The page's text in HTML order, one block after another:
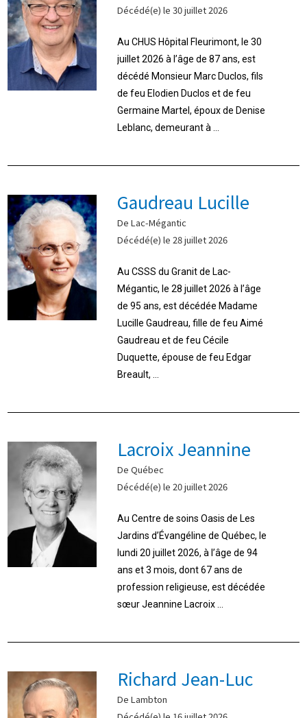
Décédé(e) le 30 juillet 2026
Au CHUS Hôpital Fleurimont, le 30
juillet 2026 à l’âge de 87 ans, est
décédé Monsieur Marc Duclos, fils
de feu Elodien Duclos et de feu
Germaine Martel, époux de Denise
Leblanc, demeurant à ...
Gaudreau Lucille
De Lac-Mégantic
Décédé(e) le 28 juillet 2026
Au CSSS du Granit de Lac-
Mégantic, le 28 juillet 2026 à l’âge
de 95 ans, est décédée Madame
Lucille Gaudreau, fille de feu Aimé
Gaudreau et de feu Cécile
Duquette, épouse de feu Edgar
Breault, ...
Lacroix Jeannine
De Québec
Décédé(e) le 20 juillet 2026
Au Centre de soins Oasis de Les
Jardins d’Évangéline de Québec, le
lundi 20 juillet 2026, à l’âge de 94
ans et 3 mois, dont 67 ans de
profession religieuse, est décédée
sœur Jeannine Lacroix ...
Richard Jean-Luc
De Lambton